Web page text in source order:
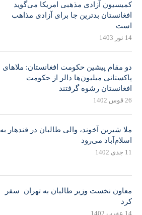
کمیسیون آزادی مذهبی امریکا می‌گوید
افغانستان بدترین جا برای آزادی مذاهب
است
14 ثور 1403
دو مقام پیشین حکومت افغانستان: ملاهای
پاکستانی میلیون‌ها دالر از حکومت
افغانستان رشوه گرفتند
26 قوس 1402
ملا شیرین آخوند، والی طالبان در قندهار به
اسلام‌آباد می‌رود
11 جدی 1402
معاون نخست وزیر طالبان به تهران سفر
کرد
14 عقرب 1402